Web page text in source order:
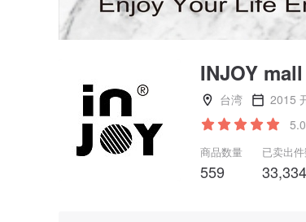
INJOY mall
台湾
2015
5.0
商品数量
559
已卖出
33,334